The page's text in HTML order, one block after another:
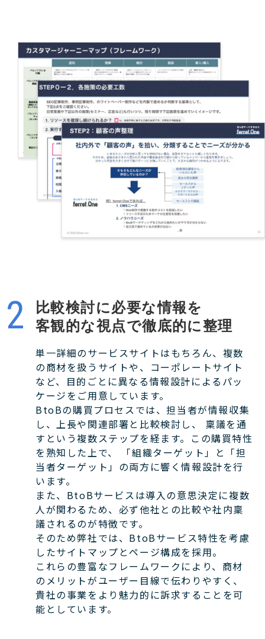
比較検討に必要な情報を
客観的な視点で徹底的に整理
単一詳細のサービスサイトはもちろん、複数
の商材を扱うサイトや、コーポレートサイト
など、目的ごとに異なる情報設計によるパッ
ケージをご用意しています。
BtoBの購買プロセスでは、担当者が情報収集
し、上長や関連部署と比較検討し、 稟議を通
すという複数ステップを経ます。この購買特性
を熟知した上で、 「組織ターゲット」と「担
当者ターゲット」の両方に響く情報設計を行
います。
また、BtoBサービスは導入の意思決定に複数
人が関わるため、必ず他社との比較や社内稟
議されるのが特徴です。
そのため弊社では、BtoBサービス特性を考慮
したサイトマップとページ構成を採用。
これらの豊富なフレームワークにより、商材
のメリットがユーザー目線で伝わりやすく、
貴社の事業をより魅力的に訴求することを可
能としています。